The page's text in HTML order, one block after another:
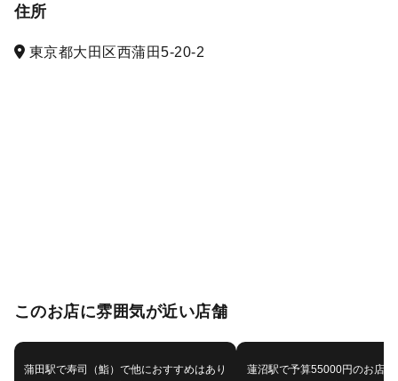
住所
東京都大田区西蒲田5-20-2
このお店に雰囲気が近い店舗
蒲田駅で寿司（鮨）で他におすすめはあり
蓮沼駅で予算55000円のお店を